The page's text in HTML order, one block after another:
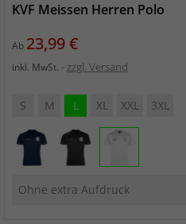
KVF Meissen Herren Polo
Ab Preis
23,99 €
inkl. MwSt. zzgl. Versand
S M L XL XXL 3XL